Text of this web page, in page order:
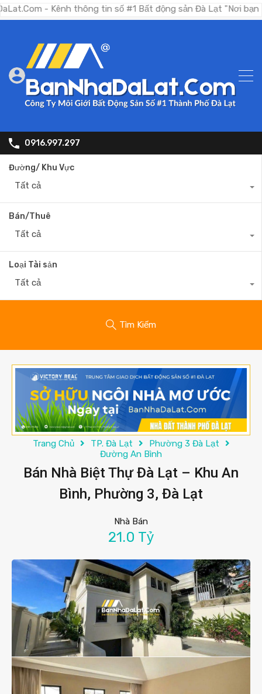
- Kênh thông tin số #1 Bất động sản Đà Lạt "Nơi bạn tìm
0916.997.297
Đường/ Khu Vực
Tất cả
Bán/Thuê
Tất cả
Loại Tài sản
Tất cả
Tìm Kiếm
Trang Chủ TP. Đà Lạt
Phường 3 Đà Lạt
Đường An Bình
Bán Nhà Biệt Thự Đà Lạt – Khu An
Bình, Phường 3, Đà Lạt
Nhà Bán
21.0 Tỷ